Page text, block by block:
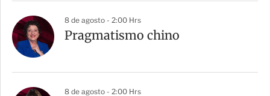
8 de agosto - 2:00 Hrs
Pragmatismo chino
8 de agosto - 2:00 Hrs